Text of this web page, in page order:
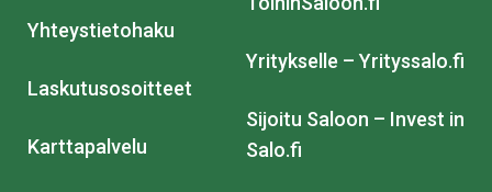
Yhteystietohaku
Laskutusosoitteet
Karttapalvelu
Yritykselle – Yrityssalo.fi
Sijoitu Saloon – Invest in
Salo.fi